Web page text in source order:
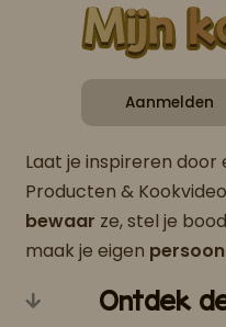
Aanmelden
Laat je inspireren door
Producten &
bewaar ze, stel je
maak je eigen
Ontdek